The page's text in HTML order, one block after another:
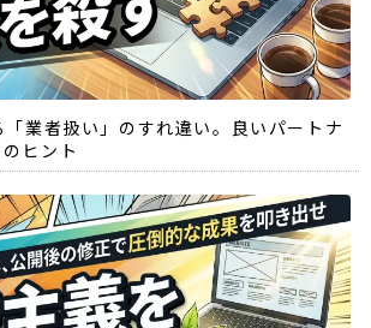
業者扱い」のすれ違い。良いパートナ
ヒント